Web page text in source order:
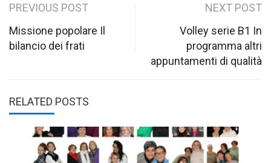
Post
navigation
PREVIOUS POST
Missione popolare Il
bilancio dei frati
NEXT POST
Volley serie B1 In
programma altri
appuntamenti di qualità
RELATED POSTS